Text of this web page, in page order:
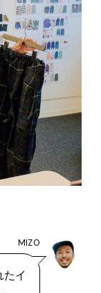
MIZO
イ